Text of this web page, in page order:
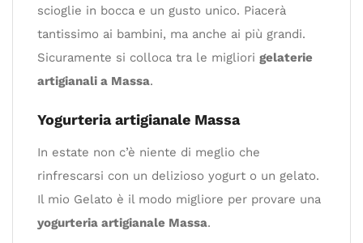
scioglie in bocca e un gusto unico. Piacerà
tantissimo ai bambini, ma anche ai più grandi.
Sicuramente si colloca tra le migliori gelaterie
artigianali a Massa.
Yogurteria artigianale Massa
In estate non c’è niente di meglio che
rinfrescarsi con un delizioso yogurt o un gelato.
Il mio Gelato è il modo migliore per provare una
yogurteria artigianale Massa.